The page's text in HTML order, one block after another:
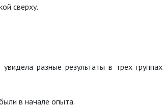
сверху.
разные результаты в трех группах
в начале опыта.